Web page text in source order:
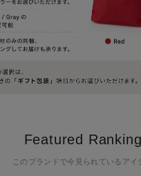
Featured Ranking
このブランドで今見られているアイ